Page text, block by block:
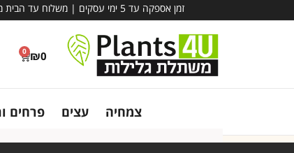
זמן אספקה עד 5 ימי עסקים | משלוח עד הבית מינימום הזמנה – 780 ₪ | אין קבלת קהל במשתלה - משלוח בלבד!
₪0
0
צמחיה עצים פרחים